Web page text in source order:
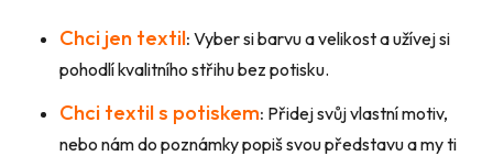
Chci jen textil: Vyber si barvu a velikost a užívej si
pohodlí kvalitního střihu bez potisku.
Chci textil s potiskem: Přidej svůj vlastní motiv,
nebo nám do poznámky popiš svou představu a my ti